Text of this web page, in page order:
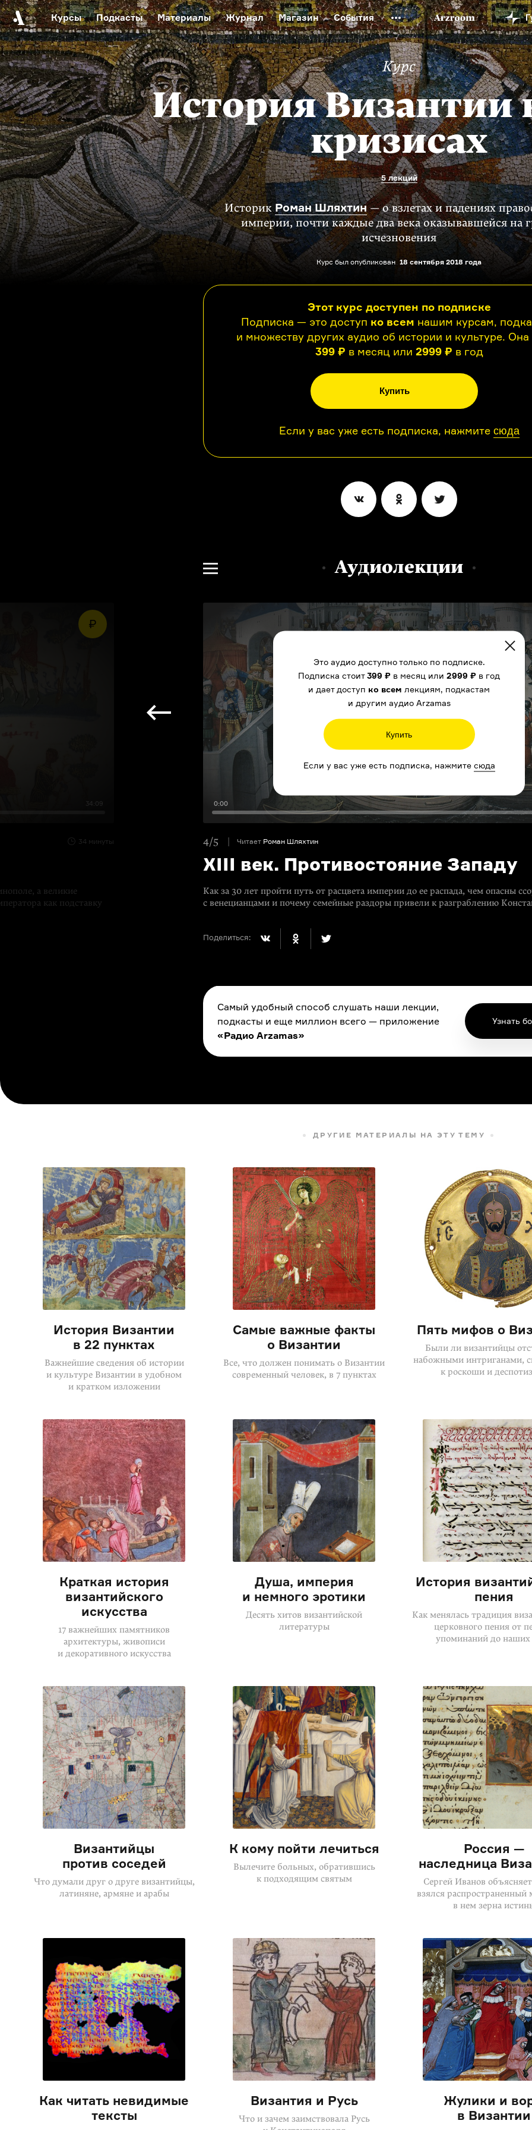
Курсы Подкасты Материалы Журнал Магазин События
Автор среди нас Еврейский музей Новая Третьяковка Онлайн-университет
Видеоистория русской культуры
Русский язык от «гой еси» до «лол кек»
Русское искусство XX века
Русская литература XX века
Курс
История Византии
кризисах
5 лекций
ИсторикРоман Шляхтин— о взлетах и падениях
империи, почти каждые два века оказывавшейся на
исчезновения
Курс был опубликован 18 сентября 2018 года
Этот курс доступен по подписке
Подписка — это доступ ко всем нашим курсам,
и множеству других аудио об истории и культуре. Она
399 ₽ в месяц или 2999 ₽ в год
Купить
Если у вас уже есть подписка, нажмите сюда
Аудиолекции
34:09
34 минуты
а великие
как подставку
Это аудио доступно только по подписке.
Подписка стоит399 ₽ в месяц или 2999 ₽ в год
и дает доступ ко всем лекциям, подкастам
и другим аудио Arzamas
Купить
Если у вас уже есть подписка, нажмите сюда
0:00
4/5 Читает Роман Шляхтин
XIII век. Противостояние Западу
Как за 30 лет пройти путь от расцвета империи до ее распада, чем опасны
с венецианцами и почему семейные раздоры привели к разграблению
Поделиться:
Самый удобный способ слушать наши лекции,
подкасты и еще миллион всего — приложение
«Радио Arzamas»
Узнать
ДРУГИЕ МАТЕРИАЛЫ НА ЭТУ ТЕМУ
История Византии
в 22 пунктах
Важнейшие сведения об истории
и культуре Византии в удобном
и кратком изложении
Самые важные факты
о Византии
Все, что должен понимать о Византии
современный человек, в 7 пунктах
Пять мифов о
Были ли византийцы
набожными интриганами,
к роскоши и
Краткая история
византийского
искусства
17 важнейших памятников
архитектуры, живописи
и декоративного искусства
Душа, империя
и немного эротики
Десять хитов византийской
литературы
История
пения
Как менялась традиция
церковного пения от
упоминаний до наших
Византийцы
против соседей
Что думали друг о друге византийцы,
латиняне, армяне и арабы
К кому пойти лечиться
Вылечите больных, обратившись
к подходящим святым
Россия —
наследница
Сергей Иванов
взялся распространенный
в нем зерна
Как читать невидимые
тексты
Византия и Русь
Что и зачем заимствовала Русь
Жулики и
в Византии